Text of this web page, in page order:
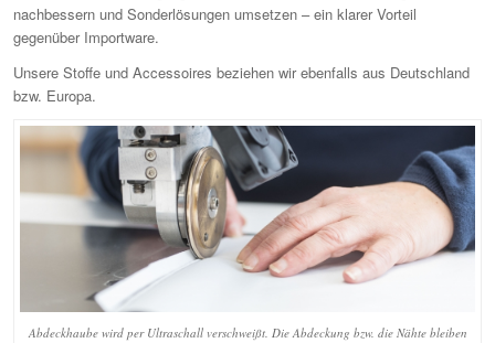
nachbessern und Sonderlösungen umsetzen – ein klarer Vorteil
gegenüber Importware.
Unsere Stoffe und Accessoires beziehen wir ebenfalls aus Deutschland
bzw. Europa.
Abdeckhaube wird per Ultraschall verschweißt. Die Abdeckung bzw. die Nähte bleiben